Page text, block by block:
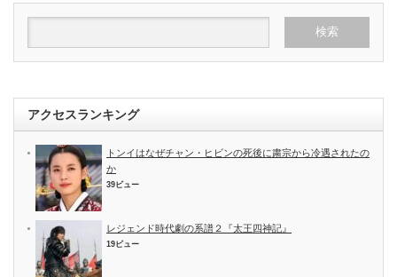
アクセスランキング
トンイはなぜチャン・ヒビンの死後に粛宗から冷遇されたの
か
39ビュー
レジェンド時代劇の系譜２『太王四神記』
19ビュー